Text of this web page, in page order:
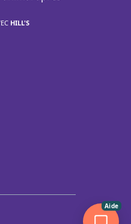
HILL'S
Aide